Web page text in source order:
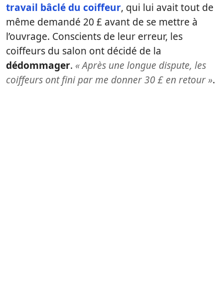
travail bâclé du coiffeur, qui lui avait tout de
même demandé 20 £ avant de se mettre à
l’ouvrage. Conscients de leur erreur, les
coiffeurs du salon ont décidé de la
dédommager. « Après une longue dispute, les
coiffeurs ont fini par me donner 30 £ en retour ».